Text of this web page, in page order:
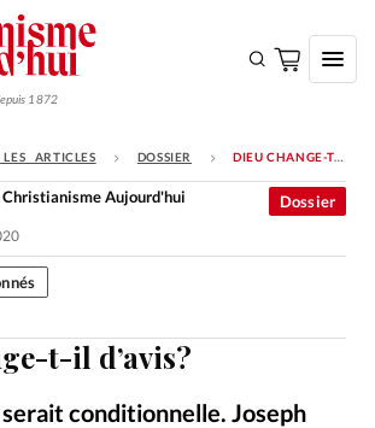
1872
S'ABONNER
ARTICLES DOSSIER DIEU CHANGE-T-IL D’AVIS?
t-il d’avis?
conditionnelle. Joseph
Dossier
Christianisme Aujourd'hui